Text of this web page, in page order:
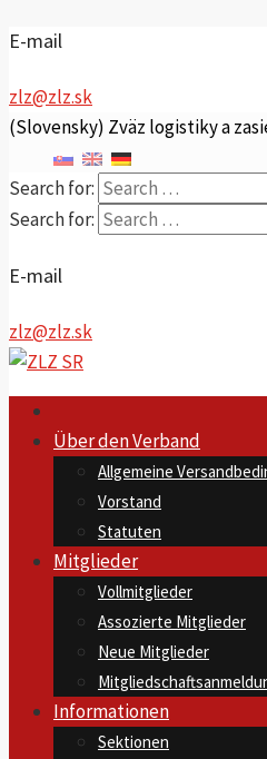
E-mail
zlz@zlz.sk
(Slovensky) Zväz logistiky a
Search for:
Search for:
E-mail
zlz@zlz.sk
Über den Verband
Allgemeine
Vorstand
Statuten
Mitglieder
Vollmitglieder
Assozierte Mitglieder
Neue Mitglieder
Informationen
Sektionen